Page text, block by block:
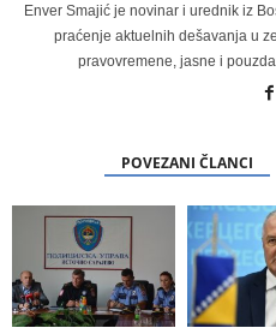
Enver Smajić je novinar i urednik iz
praćenje aktuelnih dešavanja u
pravovremene, jasne i
POVEZANI ČLANCI